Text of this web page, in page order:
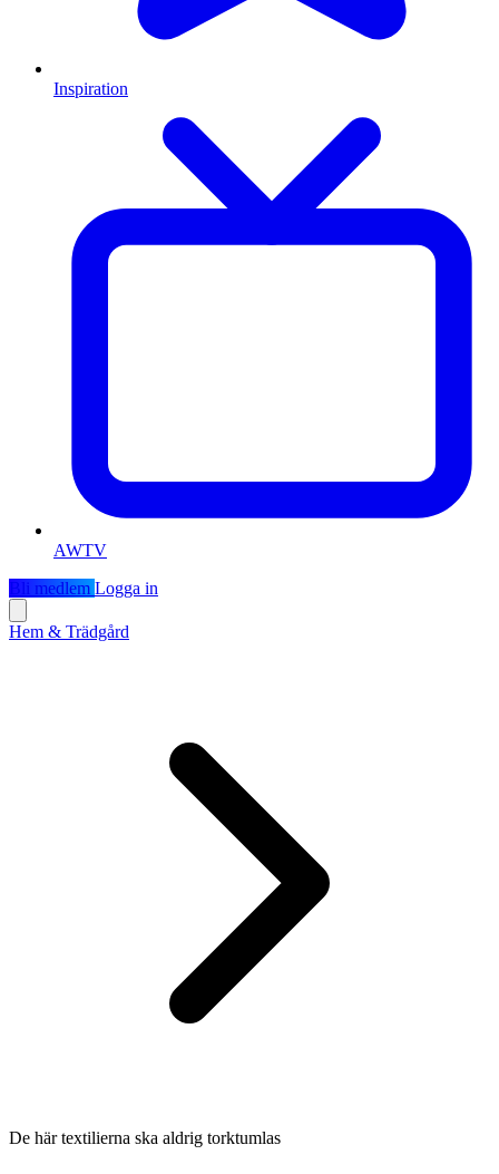
Inspiration
AWTV
Bli medlem Logga in
Hem & Trädgård
De här textilierna ska aldrig torktumlas